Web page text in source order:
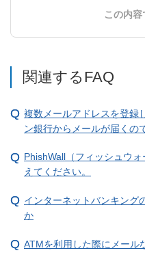
この内容
関連するFAQ
複数メールアドレスを登録
ン銀行からメールが届くの
PhishWall（フィッシュウ
えてください。
インターネットバンキング
か
ATMを利用した際にメール